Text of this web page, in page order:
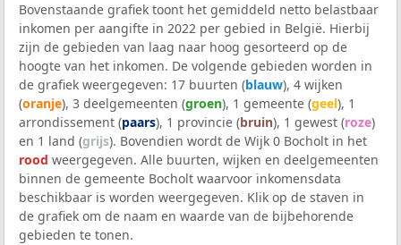
Bovenstaande grafiek toont het gemiddeld netto belastbaar
inkomen per aangifte in 2022 per gebied in België. Hierbij
zijn de gebieden van laag naar hoog gesorteerd op de
hoogte van het inkomen. De volgende gebieden worden in
de grafiek weergegeven: 17 buurten (blauw), 4 wijken
(oranje), 3 deelgemeenten (groen), 1 gemeente (geel), 1
arrondissement (paars), 1 provincie (bruin), 1 gewest (roze)
en 1 land (grijs). Bovendien wordt de Wijk 0 Bocholt in het
rood weergegeven. Alle buurten, wijken en deelgemeenten
binnen de gemeente Bocholt waarvoor inkomensdata
beschikbaar is worden weergegeven. Klik op de staven in
de grafiek om de naam en waarde van de bijbehorende
gebieden te tonen.